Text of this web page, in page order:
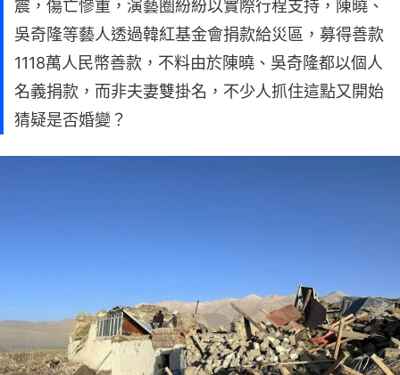
震，傷亡慘重，演藝圈紛紛以實際行程支持，陳曉、
吳奇隆等藝人透過韓紅基金會捐款給災區，募得善款
1118萬人民幣善款，不料由於陳曉、吳奇隆都以個人
名義捐款，而非夫妻雙掛名，不少人抓住這點又開始
猜疑是否婚變？